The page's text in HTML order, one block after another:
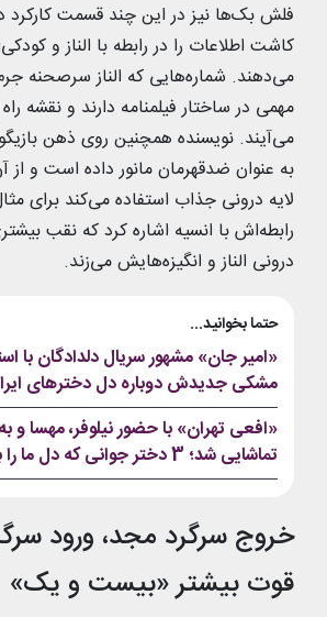
فلش بک‌ها نیز در این چند قسمت کارکرد
کاشت اطلاعات را در رابطه با الناز و
می‌دهند. شماره‌هایی که الناز سرصحنه
مهمی در ساختار فیلمنامه دارند و نقشه
می‌آیند. نویسنده همچنین روی ذهن
به عنوان ضدقهرمان مانور داده است و از
لایه درونی جذاب استفاده می‌کند برای
رابطه‌اش با انسیه اشاره کرد که نقب
درونی الناز و انگیزه‌هایش می‌زند.
حتما بخوانید...
«امیر جان» مشهور سریال دلدادگان با
مشکی جدیدش دوباره دل دخترهای
«افعی تهران» با حضور نیلوفر، مهسا و
تماشایی شد؛ 3 دختر جوانی که دل ما را بردند
خروج سرگرد مجد، ورود
قوت بیشتر «بیست و یک»